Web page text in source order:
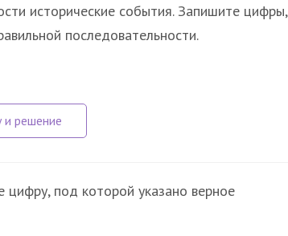
исторические события. Запишите цифры,
последовательности.
под которой указано верное